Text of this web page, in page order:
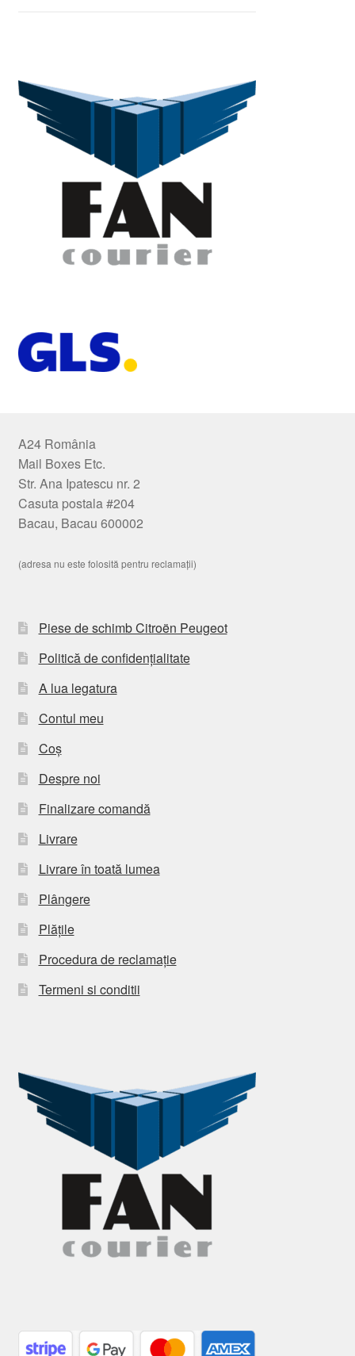
A24 România
Mail Boxes Etc.
Str. Ana Ipatescu nr. 2
Casuta postala #204
Bacau, Bacau 600002
(adresa nu este folosită pentru reclamații)
Piese de schimb Citroën Peugeot
Politică de confidențialitate
A lua legatura
Contul meu
Coș
Despre noi
Finalizare comandă
Livrare
Livrare în toată lumea
Plângere
Plățile
Procedura de reclamație
Termeni si conditii